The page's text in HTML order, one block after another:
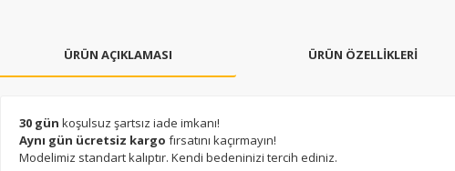
ÜRÜN AÇIKLAMASI ÜRÜN ÖZELLİKLERİ
30 gün koşulsuz şartsız iade imkanı!
Aynı gün ücretsiz kargo fırsatını kaçırmayın!
Modelimiz standart kalıptır. Kendi bedeninizi tercih ediniz.